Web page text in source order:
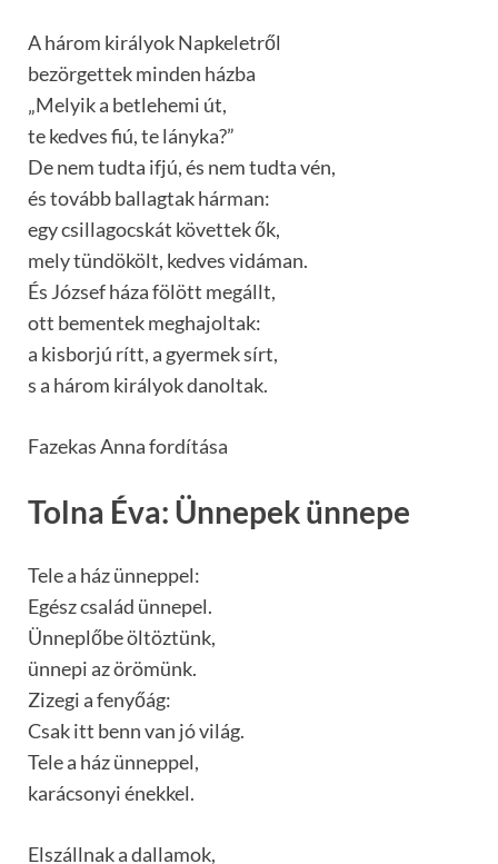
A három királyok Napkeletről
bezörgettek minden házba
„Melyik a betlehemi út,
te kedves fiú, te lányka?”
De nem tudta ifjú, és nem tudta vén,
és tovább ballagtak hárman:
egy csillagocskát követtek ők,
mely tündökölt, kedves vidáman.
És József háza fölött megállt,
ott bementek meghajoltak:
a kisborjú rítt, a gyermek sírt,
s a három királyok danoltak.
Fazekas Anna fordítása
Tolna Éva: Ünnepek ünnepe
Tele a ház ünneppel:
Egész család ünnepel.
Ünneplőbe öltöztünk,
ünnepi az örömünk.
Zizegi a fenyőág:
Csak itt benn van jó világ.
Tele a ház ünneppel,
karácsonyi énekkel.
Elszállnak a dallamok,